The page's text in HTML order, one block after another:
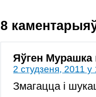
8
Яўген Мурашка
2 студзеня, 2011 у
Змагацца і